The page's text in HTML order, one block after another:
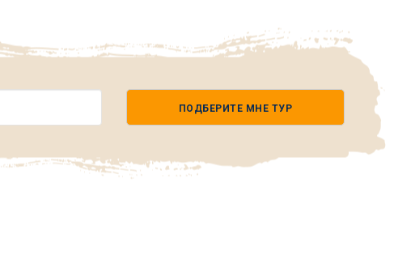
ПОДБЕРИТЕ МНЕ ТУР